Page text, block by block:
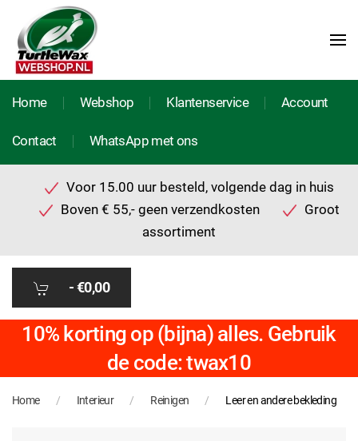
Home Webshop Klantenservice Account
Contact WhatsApp met ons
Voor 15.00 uur besteld, volgende dag in huis
Boven € 55,- geen verzendkosten
Groot
assortiment
-€0,00
10% korting op (bijna) alles. Gebruik
de code: twax10
Home Interieur Reinigen Leer en andere bekleding